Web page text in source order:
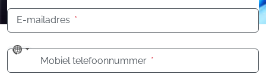
E-mailadres *
No
countryMobiel telefoonnummer *